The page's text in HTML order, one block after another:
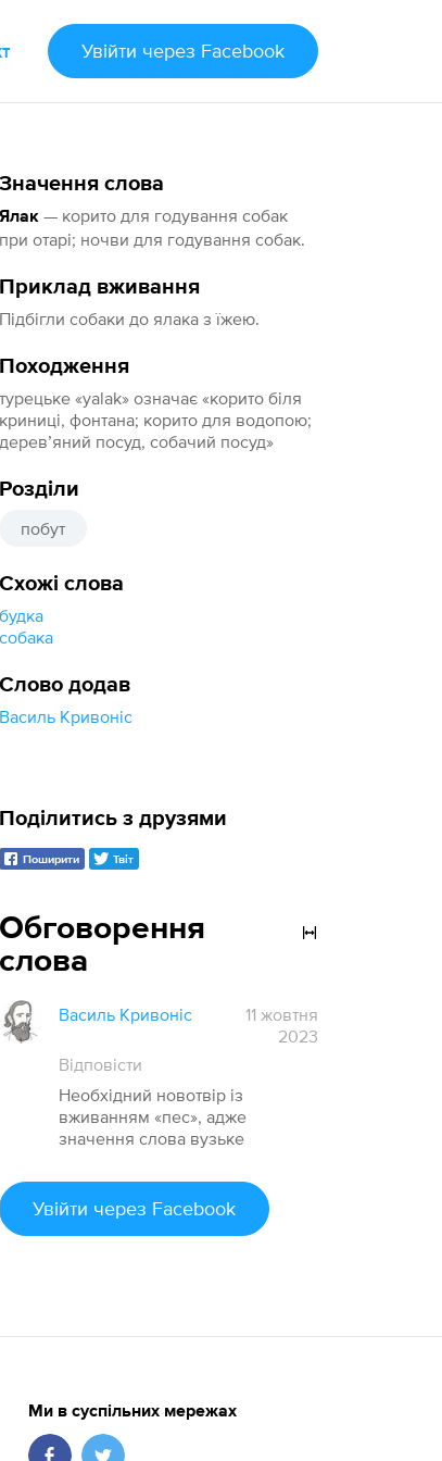
Увійти через Facebook
Значення слова
Ялак — корито для годування собак
при отарі; ночви для годування собак.
Приклад вживання
Підбігли собаки до ялака з їжею.
Походження
турецьке «yalak» означає «корито біля
криниці, фонтана; корито для водопою;
дерев’яний посуд, собачий посуд»
Розділи
побут
Схожі слова
будка
собака
Слово додав
Василь Кривоніс
Обговорення
слова
Василь Кривоніс
11 жовтня
2023
Відповісти
Необхідний новотвір із
вживанням «пес», адже
значення слова вузьке
Увійти через Facebook
Поділитись з друзями
Поширити Твіт
Ми в суспільних мережах